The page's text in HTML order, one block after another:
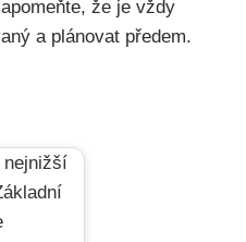
že je vždy
a plánovat předem.